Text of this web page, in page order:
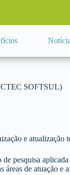
SOFTSUL)
e
pesquisa
de